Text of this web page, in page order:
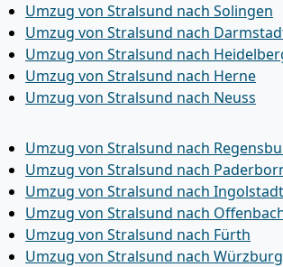
Umzug von Stralsund nach Solingen
Umzug von Stralsund nach
Umzug von Stralsund nach
Umzug von Stralsund nach Herne
Umzug von Stralsund nach Neuss
Umzug von Stralsund nach
Umzug von Stralsund nach
Umzug von Stralsund nach Ingolstadt
Umzug von Stralsund nach
Umzug von Stralsund nach Fürth
Umzug von Stralsund nach Würzburg